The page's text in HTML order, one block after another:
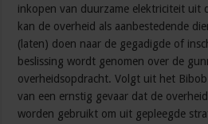
inkopen van duurzame elektriciteit uit
kan de overheid als aanbestedende
(laten) doen naar de gegadigde of
beslissing wordt genomen over de
overheidsopdracht. Volgt uit het
van een ernstig gevaar dat de
worden gebruikt om uit gepleegde